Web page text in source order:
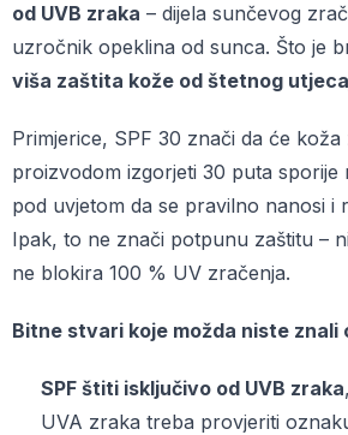
od UVB zraka – dijela sunčevog
uzročnik opeklina od sunca. Što je
viša zaštita kože od štetnog
Primjerice, SPF 30 znači da će koža
proizvodom izgorjeti 30 puta sporije
pod uvjetom da se pravilno nanosi i
Ipak, to ne znači potpunu zaštitu –
ne blokira 100 % UV zračenja.
Bitne stvari koje možda niste znali
SPF štiti isključivo od UVB zraka
UVA zraka treba provjeriti